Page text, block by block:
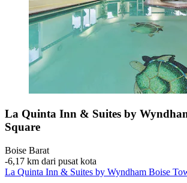
La Quinta Inn & Suites by
Square
Boise Barat
‐6,17 km dari pusat kota
La Quinta Inn & Suites by Wyndham Boise